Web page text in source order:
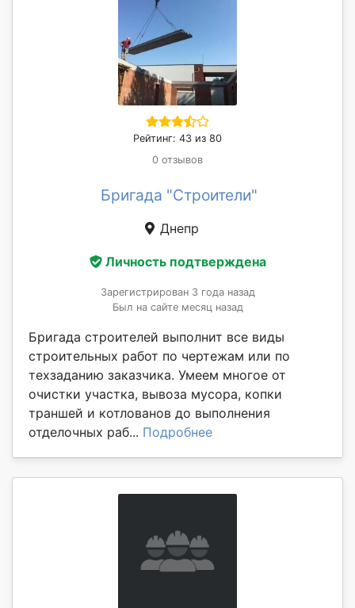
Рейтинг: 43 из 80
0 отзывов
Бригада "Строители"
Днепр
Личность подтверждена
Зарегистрирован 3 года назад
Был на сайте месяц назад
Бригада строителей выполнит все виды
строительных работ по чертежам или по
техзаданию заказчика. Умеем многое от
очистки участка, вывоза мусора, копки
траншей и котлованов до выполнения
отделочных раб... Подробнее